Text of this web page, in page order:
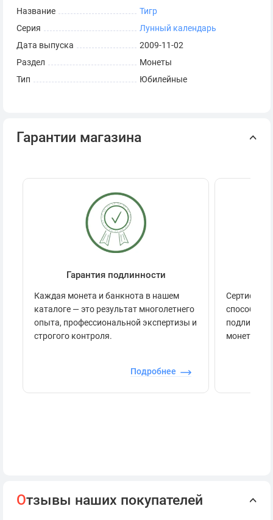
Название
Тигр
Серия
Лунный календарь
Дата выпуска
2009-11-02
Раздел
Монеты
Тип
Юбилейные
Гарантии магазина
Гарантия подлинности
Каждая монета и банкнота в нашем
каталоге — это результат многолетнего
опыта, профессиональной экспертизы и
строгого контроля.
Подробнее
способов
монеты.
Отзывы наших покупателей